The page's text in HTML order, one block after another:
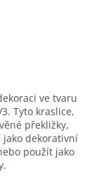
ve tvaru
Tyto kraslice,
překližky,
jako dekorativní
použít jako